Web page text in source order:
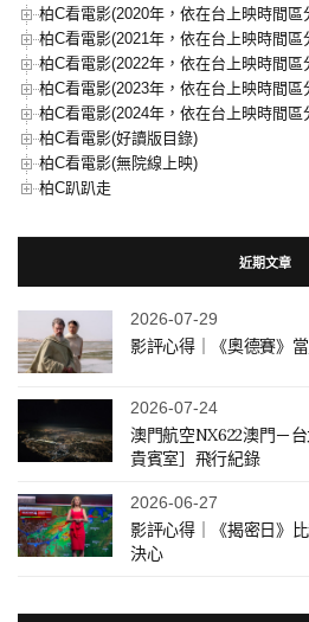
柏C看電影(2020年，依在台上映時間區
柏C看電影(2021年，依在台上映時間區
柏C看電影(2022年，依在台上映時間區
柏C看電影(2023年，依在台上映時間區
柏C看電影(2024年，依在台上映時間區
柏C看電影(好讀版目錄)
柏C看電影(無院線上映)
柏C趴趴走
近期文章
2026-07-29
影評心得｜《奧德賽》
2026-07-24
澳門航空NX622澳門－
貴賓室］飛行紀錄
2026-06-27
影評心得｜《揭密日》
決心